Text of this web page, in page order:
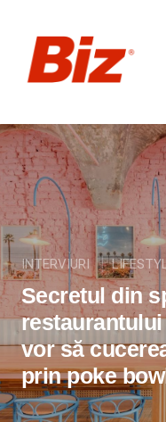
INTERVIURI
Secretul din
vor să
prin poke